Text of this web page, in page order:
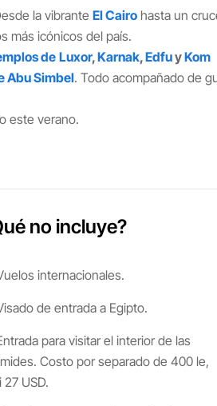
la vibrante El Cairo hasta un
más icónicos del país.
deLuxor,Karnak,EdfuyKom
Abu Simbel. Todo acompañado de
este verano.
no incluye?
internacionales.
de entrada a Egipto.
para visitar el interior de las
Costo por separado de 400 le,
27 USD.